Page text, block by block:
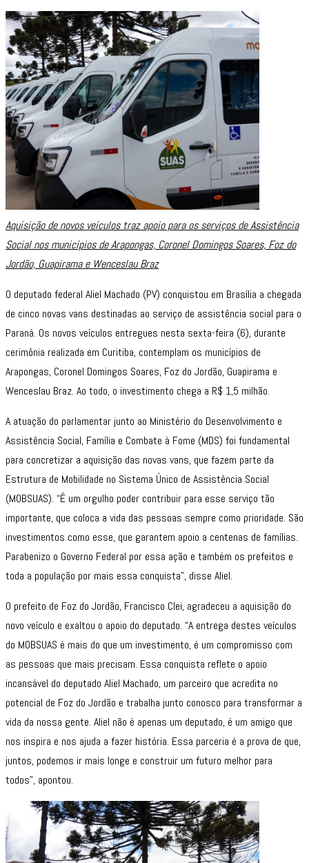
Aquisição de novos veículos traz apoio para os serviços de Assistência
Social nos municípios de Arapongas, Coronel Domingos Soares, Foz do
Jordão, Guapirama e Wenceslau Braz
O deputado federal Aliel Machado (PV) conquistou em Brasília a chegada
de cinco novas vans destinadas ao serviço de assistência social para o
Paraná. Os novos veículos entregues nesta sexta-feira (6), durante
cerimônia realizada em Curitiba, contemplam os municípios de
Arapongas, Coronel Domingos Soares, Foz do Jordão, Guapirama e
Wenceslau Braz. Ao todo, o investimento chega a R$ 1,5 milhão.
A atuação do parlamentar junto ao Ministério do Desenvolvimento e
Assistência Social, Família e Combate à Fome (MDS) foi fundamental
para concretizar a aquisição das novas vans, que fazem parte da
Estrutura de Mobilidade no Sistema Único de Assistência Social
(MOBSUAS). “É um orgulho poder contribuir para esse serviço tão
importante, que coloca a vida das pessoas sempre como prioridade. São
investimentos como esse, que garantem apoio a centenas de famílias.
Parabenizo o Governo Federal por essa ação e também os prefeitos e
toda a população por mais essa conquista”, disse Aliel.
O prefeito de Foz do Jordão, Francisco Clei, agradeceu a aquisição do
novo veículo e exaltou o apoio do deputado. “A entrega destes veículos
do MOBSUAS é mais do que um investimento, é um compromisso com
as pessoas que mais precisam. Essa conquista reflete o apoio
incansável do deputado Aliel Machado, um parceiro que acredita no
potencial de Foz do Jordão e trabalha junto conosco para transformar a
vida da nossa gente. Aliel não é apenas um deputado, é um amigo que
nos inspira e nos ajuda a fazer história. Essa parceria é a prova de que,
juntos, podemos ir mais longe e construir um futuro melhor para
todos”, apontou.